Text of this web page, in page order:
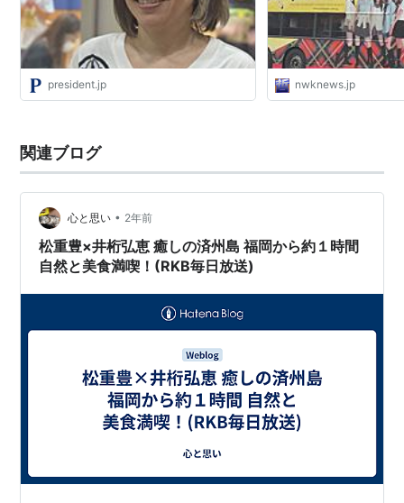
president.jp nwknews.jp
関連ブログ
心と思い • 2年前
松重豊×井桁弘恵 癒しの済州島 福岡から約１時間
自然と美食満喫！(RKB毎日放送)